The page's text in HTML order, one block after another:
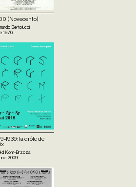
(Novecento)
Bertolucci
1976
1939: la drôle de
Kom-Brzoza
2009